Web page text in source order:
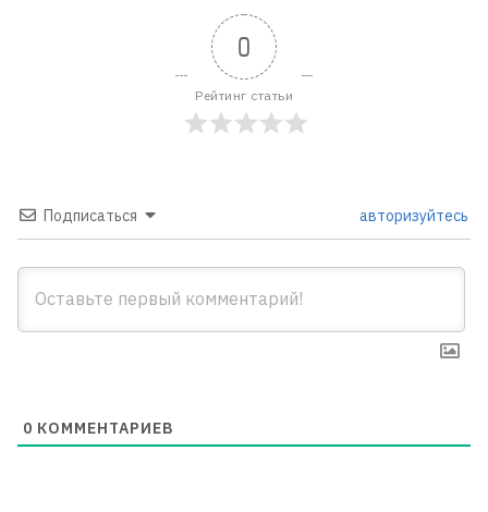
0
Рейтинг статьи
Подписаться авторизуйтесь
0 КОММЕНТАРИЕВ